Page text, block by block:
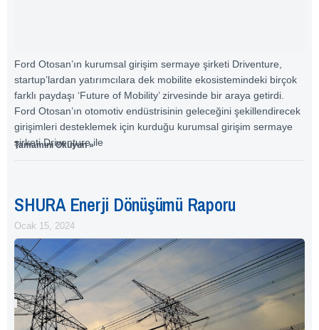
Ford Otosan’ın kurumsal girişim sermaye şirketi Driventure,
startup’lardan yatırımcılara dek mobilite ekosistemindeki birçok
farklı paydaşı ‘Future of Mobility’ zirvesinde bir araya getirdi.
Ford Otosan’ın otomotiv endüstrisinin geleceğini şekillendirecek
girişimleri desteklemek için kurduğu kurumsal girişim sermaye
şirketi Driventure ile
Tamamını Okuyun »
SHURA Enerji Dönüşümü Raporu
Ocak 15, 2024